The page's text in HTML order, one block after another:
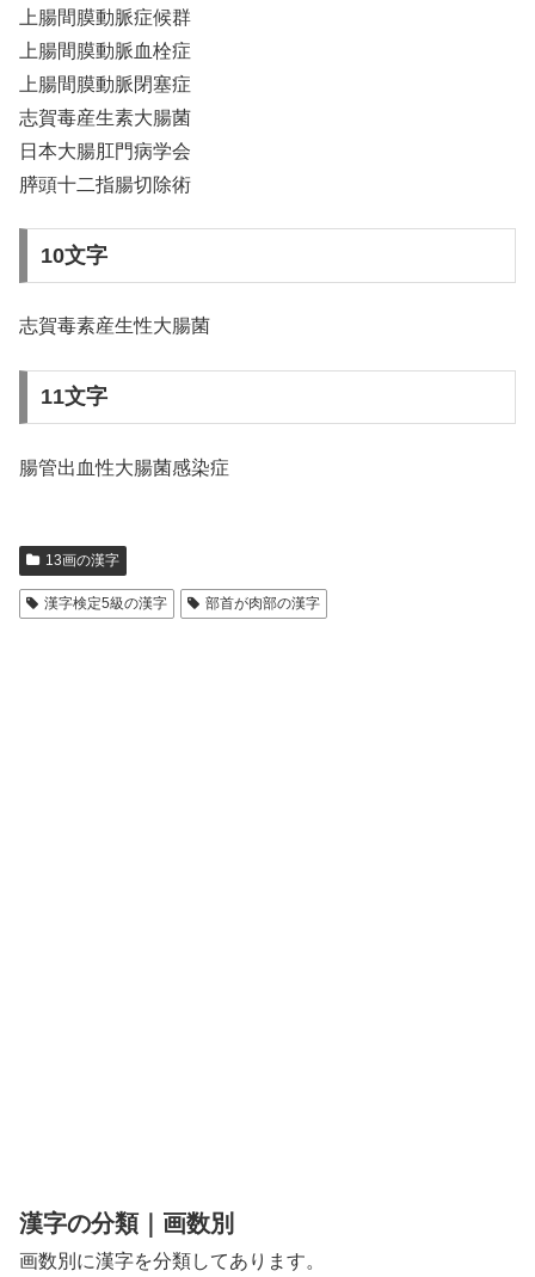
上腸間膜動脈症候群
上腸間膜動脈血栓症
上腸間膜動脈閉塞症
志賀毒産生素大腸菌
日本大腸肛門病学会
膵頭十二指腸切除術
10文字
志賀毒素産生性大腸菌
11文字
腸管出血性大腸菌感染症
13画の漢字
漢字検定5級の漢字 部首が肉部の漢字
漢字の分類｜画数別
画数別に漢字を分類してあります。